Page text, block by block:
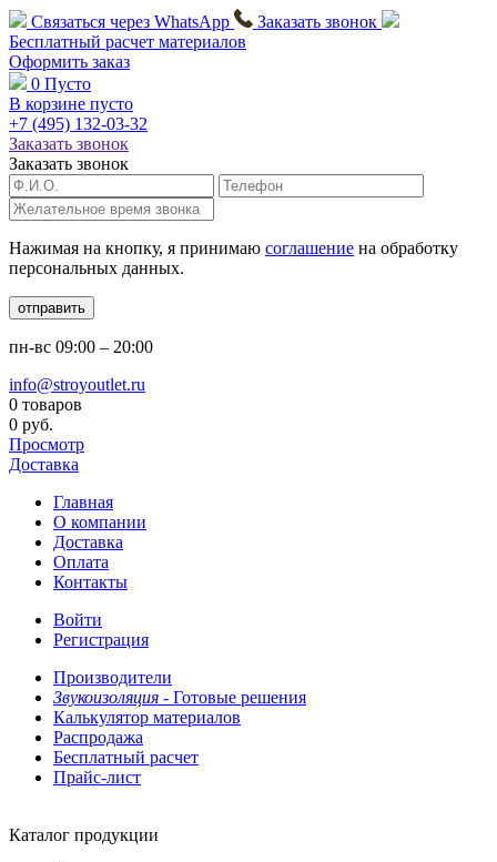
Связаться через WhatsApp
Заказать звонок
Бесплатный расчет материалов
Оформить заказ
0 Пусто
В корзине пусто
+7 (495) 132-03-32
Заказать звонок
Заказать звонок
Нажимая на кнопку, я принимаю соглашение на обработку
персональных данных.
отправить
пн-вс 09:00 – 20:00
info@stroyoutlet.ru
0 товаров
0 руб.
Просмотр
Доставка
Главная
О компании
Доставка
Оплата
Контакты
Войти
Регистрация
Производители
Звукоизоляция - Готовые решения
Калькулятор материалов
Распродажа
Бесплатный расчет
Прайс-лист
Каталог продукции